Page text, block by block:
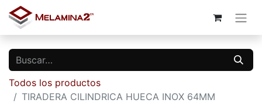
Todos los productos
TIRADERA CILINDRICA HUECA INOX 64MM